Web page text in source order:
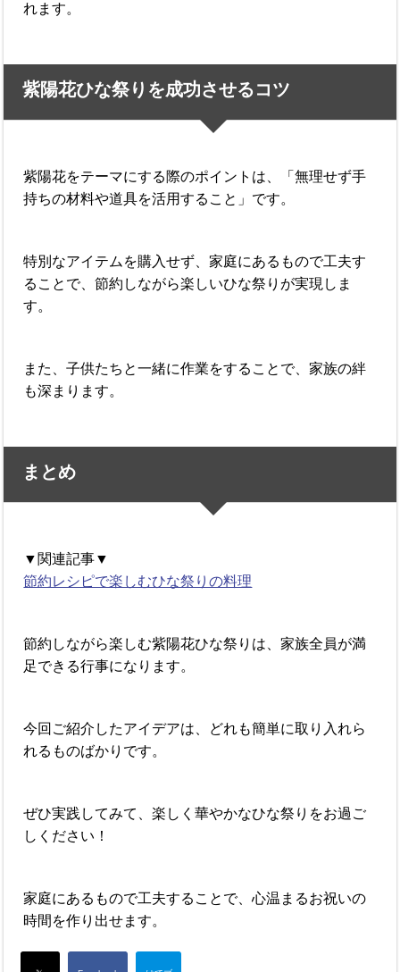
れます。
紫陽花ひな祭りを成功させるコツ
紫陽花をテーマにする際のポイントは、「無理せず手
持ちの材料や道具を活用すること」です。
特別なアイテムを購入せず、家庭にあるもので工夫す
ることで、節約しながら楽しいひな祭りが実現しま
す。
また、子供たちと一緒に作業をすることで、家族の絆
も深まります。
まとめ
▼関連記事▼
節約レシピで楽しむひな祭りの料理
節約しながら楽しむ紫陽花ひな祭りは、家族全員が満
足できる行事になります。
今回ご紹介したアイデアは、どれも簡単に取り入れら
れるものばかりです。
ぜひ実践してみて、楽しく華やかなひな祭りをお過ご
しください！
家庭にあるもので工夫することで、心温まるお祝いの
時間を作り出せます。